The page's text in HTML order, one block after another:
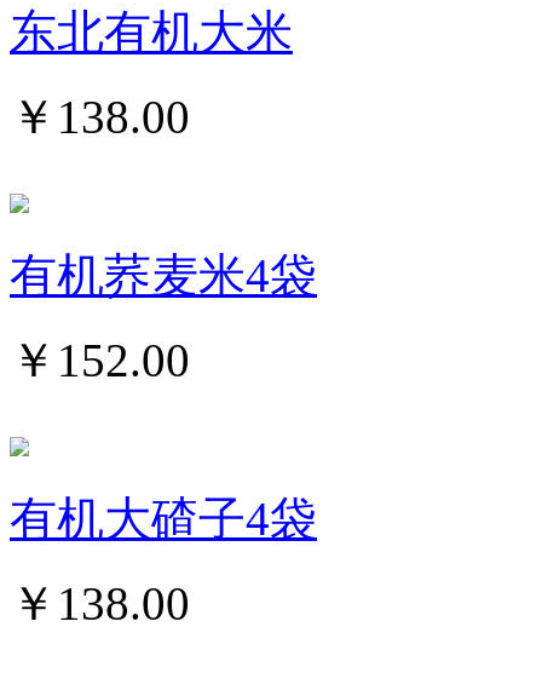
东北有机大米
￥ 138.00
有机荞麦米4袋
￥ 152.00
有机大碴子4袋
￥ 138.00